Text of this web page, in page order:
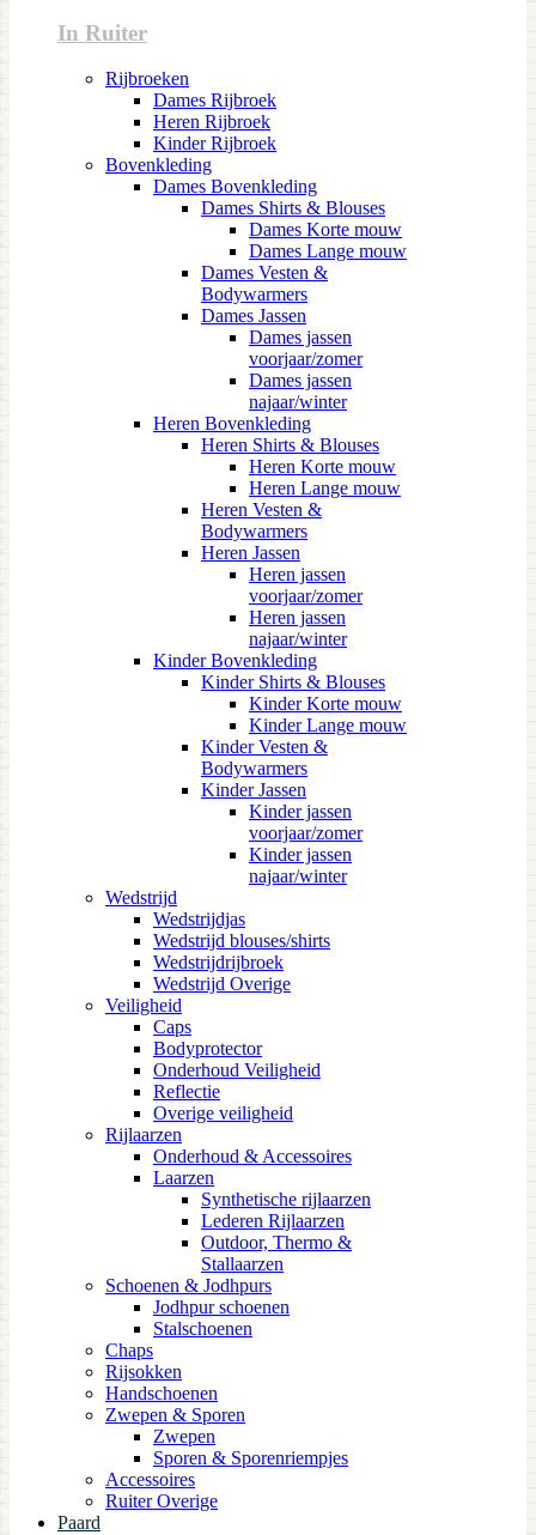
In Ruiter
Rijbroeken
Dames Rijbroek
Heren Rijbroek
Kinder Rijbroek
Bovenkleding
Dames Bovenkleding
Dames Shirts & Blouses
Dames Korte mouw
Dames Lange mouw
Dames Vesten &
Bodywarmers
Dames Jassen
Dames jassen
voorjaar/zomer
Dames jassen
najaar/winter
Heren Bovenkleding
Heren Shirts & Blouses
Heren Korte mouw
Heren Lange mouw
Heren Vesten &
Bodywarmers
Heren Jassen
Heren jassen
voorjaar/zomer
Heren jassen
najaar/winter
Kinder Bovenkleding
Kinder Shirts & Blouses
Kinder Korte mouw
Kinder Lange mouw
Kinder Vesten &
Bodywarmers
Kinder Jassen
Kinder jassen
voorjaar/zomer
Kinder jassen
najaar/winter
Wedstrijd
Wedstrijdjas
Wedstrijd blouses/shirts
Wedstrijdrijbroek
Wedstrijd Overige
Veiligheid
Caps
Bodyprotector
Onderhoud Veiligheid
Reflectie
Overige veiligheid
Rijlaarzen
Onderhoud & Accessoires
Laarzen
Synthetische rijlaarzen
Lederen Rijlaarzen
Outdoor, Thermo &
Stallaarzen
Schoenen & Jodhpurs
Jodhpur schoenen
Stalschoenen
Chaps
Rijsokken
Handschoenen
Zwepen & Sporen
Zwepen
Sporen & Sporenriempjes
Accessoires
Ruiter Overige
Paard